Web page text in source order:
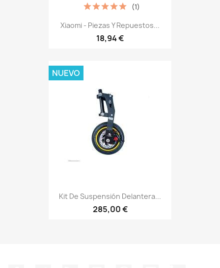
Xiaomi - Piezas Y Repuestos...
18,94 €
(1)
Kit De Suspensión Delantera...
285,00 €
NUEVO